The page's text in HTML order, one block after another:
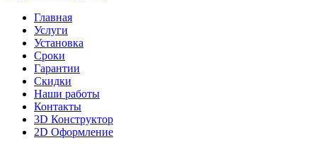
Главная
Услуги
Установка
Сроки
Гарантии
Скидки
Наши работы
Контакты
3D Конструктор
2D Оформление